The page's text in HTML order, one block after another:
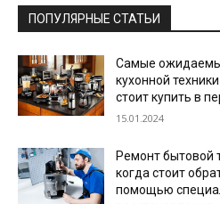
ПОПУЛЯРНЫЕ СТАТЬИ
Самые
кухонной
стоит купить в
15.01.2024
Ремонт бытовой
когда стоит
помощью